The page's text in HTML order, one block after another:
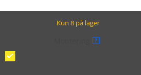
Kun 8 på lager
?